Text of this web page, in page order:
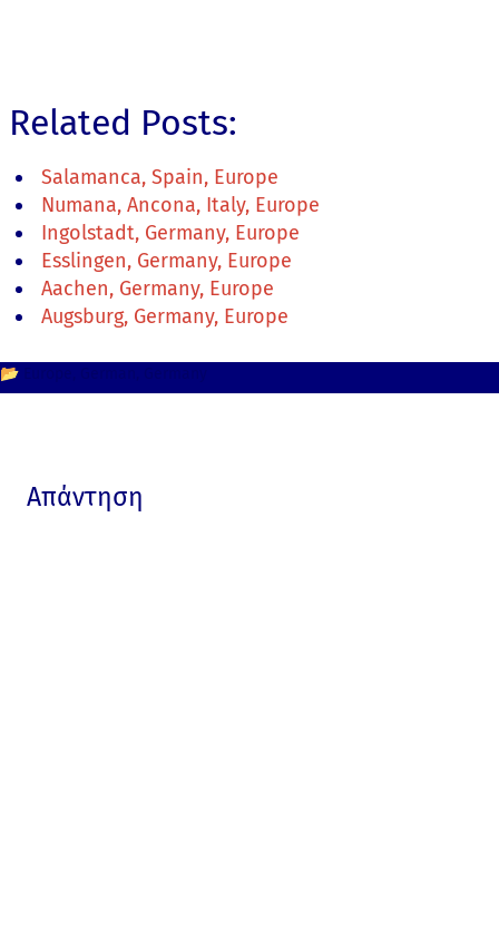
Related Posts:
Salamanca, Spain, Europe
Numana, Ancona, Italy, Europe
Ingolstadt, Germany, Europe
Esslingen, Germany, Europe
Aachen, Germany, Europe
Augsburg, Germany, Europe
📂
Απάντηση